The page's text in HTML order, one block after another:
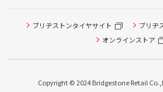
ブリヂストンタイヤサイト
ブリヂ
オンラインストア
Copyright © 2024 Bridgestone Retail
タイヤ点検・安全点検/タイヤ履き
ピット作業の予約
本日のタイヤ履き替え順番待ち予